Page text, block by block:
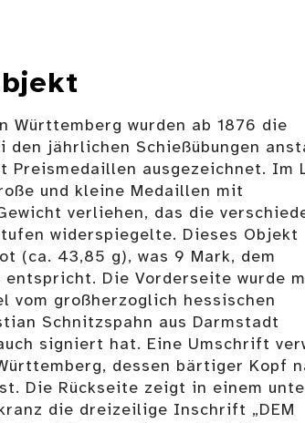
Württemberg wurden ab 1876 die
den jährlichen Schießübungen
Preismedaillen ausgezeichnet. Im
und kleine Medaillen mit
verliehen, das die
widerspiegelte. Dieses Objekt
(ca. 43,85 g), was 9 Mark, dem
entspricht. Die Vorderseite wurde
vom großherzoglich hessischen
Schnitzspahn aus Darmstadt
signiert hat. Eine Umschrift
dessen bärtiger Kopf
Die Rückseite zeigt in einem
die dreizeilige Inschrift „DEM